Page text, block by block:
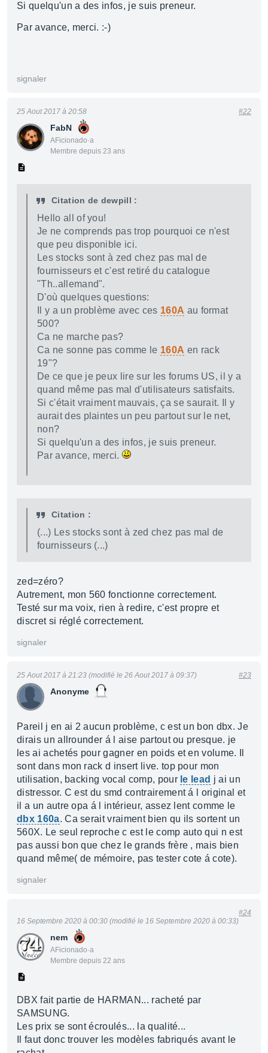
Si quelqu'un a des infos, je suis preneur.
Par avance, merci. :-)
signaler
FabN
AFicionado·a
Membre depuis 23 ans
25 Aout 2017 à 20:58 #22
Citation de dewpill :
Hello all of you!
Je ne comprends pas trop pourquoi ce n'est
que peu disponible ici.
Les stocks sont à zed chez pas mal de
fournisseurs et c'est retiré du catalogue
"Th..allemand".
D'où quelques questions:
Il y a un problème avec ces 160A au format
500?
Ca ne marche pas?
Ca ne sonne pas comme le 160A en rack
19"?
De ce que je peux lire sur les forums US, il y a
quand même pas mal d'utilisateurs satisfaits.
Si c'était vraiment mauvais, ça se saurait. Il y
aurait des plaintes un peu partout sur le net,
non?
Si quelqu'un a des infos, je suis preneur.
Par avance, merci.
Citation :
(...) Les stocks sont à zed chez pas mal de
fournisseurs (...)
zed=zéro?
Autrement, mon 560 fonctionne correctement.
Testé sur ma voix, rien à redire, c'est propre et
discret si réglé correctement.
signaler
Anonyme
25 Aout 2017 à 21:23 (modifié le 26 Aout 2017 à 09:37) #23
Pareil j en ai 2 aucun problème, c est un bon dbx. Je
dirais un allrounder á l aise partout ou presque. je
les ai achetés pour gagner en poids et en volume. Il
sont dans mon rack d insert live. top pour mon
utilisation, backing vocal comp, pour le lead j ai un
distressor. C est du smd contrairement á l original et
il a un autre opa á l intérieur, assez lent comme le
dbx 160a. Ca serait vraiment bien qu ils sortent un
560X. Le seul reproche c est le comp auto qui n est
pas aussi bon que chez le grands frère , mais bien
quand même( de mémoire, pas tester cote á cote).
signaler
nem
AFicionado·a
Membre depuis 22 ans
16 Septembre 2020 à 00:30 (modifié le 16 Septembre 2020 à 00:33)
#24
DBX fait partie de HARMAN... racheté par
SAMSUNG.
Les prix se sont écroulés... la qualité...
Il faut donc trouver les modèles fabriqués avant le